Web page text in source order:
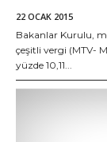
22 OCAK 2015
Bakanlar Kurulu,
çeşitli vergi (MTV-
yüzde 10,11...